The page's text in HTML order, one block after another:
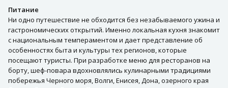
Питание
Ни одно путешествие не обходится без незабываемого ужина и
гастрономических открытий. Именно локальная кухня знакомит
с национальным темпераментом и дает представление об
особенностях быта и культуры тех регионов, которые
посещают туристы. При разработке меню для ресторанов на
борту, шеф-повара вдохновлялись кулинарными традициями
побережья Черного моря, Волги, Енисея, Дона, озерного края